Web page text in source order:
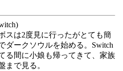
スは2度見に行ったがとても簡
ダークソウルを始める。Switch
る間に小娘も帰ってきて、家族
まで見る。